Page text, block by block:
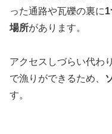
った通路や瓦礫の裏に
場所があります。
アクセスしづらい代わ
で漁りができるため、
す。